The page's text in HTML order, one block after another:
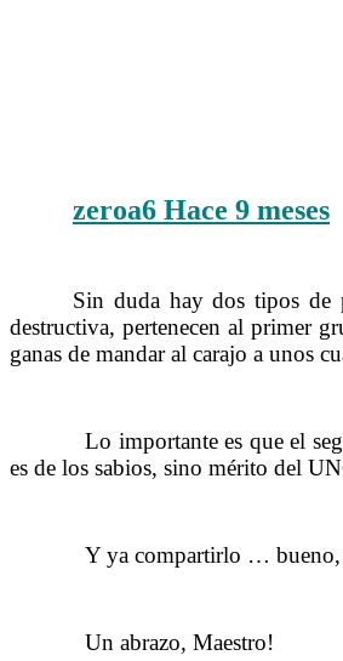
zeroa6 Hace 9 meses
Sin duda hay dos tipos de
destructiva, pertenecen al primer
ganas de mandar al carajo a unos
Lo importante es que el
es de los sabios, sino mérito del
Y ya compartirlo … bueno,
Un abrazo, Maestro!